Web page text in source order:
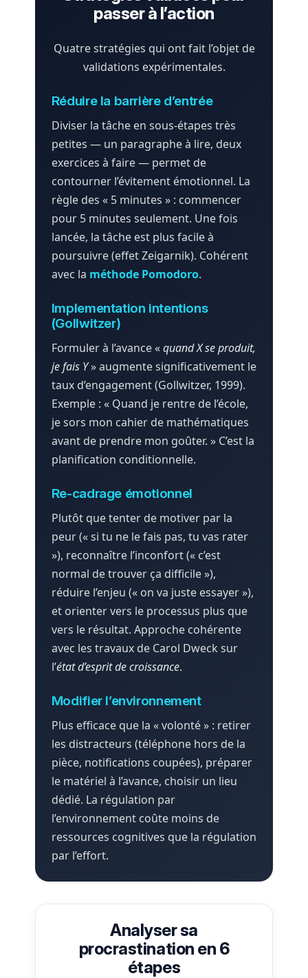
passer à l’action
Quatre stratégies qui ont fait l’objet de
validations expérimentales.
Réduire la barrière d’entrée
Diviser la tâche en sous-étapes très
petites — un paragraphe à lire, deux
exercices à faire — permet de
contourner l’évitement émotionnel. La
règle des « 5 minutes » : commencer
pour 5 minutes seulement. Une fois
lancée, la tâche est plus facile à
poursuivre (effet Zeigarnik). Cohérent
avec la méthode Pomodoro.
Implementation intentions
(Gollwitzer)
Formuler à l’avance «quand X se produit,
je fais Y» augmente significativement le
taux d’engagement (Gollwitzer, 1999).
Exemple : « Quand je rentre de l’école,
je sors mon cahier de mathématiques
avant de prendre mon goûter. » C’est la
planification conditionnelle.
Re-cadrage émotionnel
Plutôt que tenter de motiver par la
peur (« si tu ne le fais pas, tu vas rater
»), reconnaître l’inconfort (« c’est
normal de trouver ça difficile »),
réduire l’enjeu (« on va juste essayer »),
et orienter vers le processus plus que
vers le résultat. Approche cohérente
avec les travaux de Carol Dweck sur
l’état d’esprit de croissance.
Modifier l’environnement
Plus efficace que la « volonté » : retirer
les distracteurs (téléphone hors de la
pièce, notifications coupées), préparer
le matériel à l’avance, choisir un lieu
dédié. La régulation par
l’environnement coûte moins de
ressources cognitives que la régulation
par l’effort.
Analyser sa
procrastination en 6
étapes